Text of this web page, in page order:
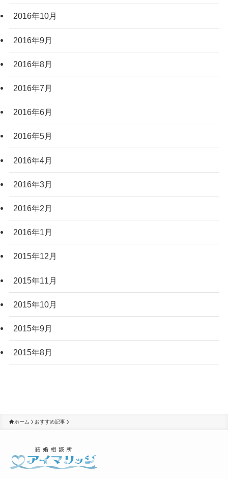
2016年10月
2016年9月
2016年8月
2016年7月
2016年6月
2016年5月
2016年4月
2016年3月
2016年2月
2016年1月
2015年12月
2015年11月
2015年10月
2015年9月
2015年8月
ホーム おすすめ記事